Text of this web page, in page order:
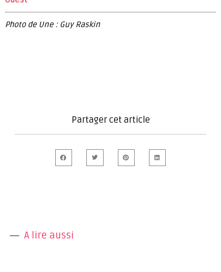
Photo de Une : Guy Raskin
Partager cet article
A lire aussi